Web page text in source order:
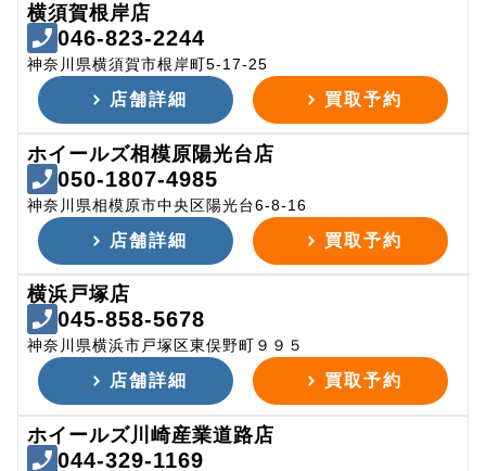
横須賀根岸店
046-823-2244
神奈川県横須賀市根岸町5-17-25
店舗詳細 買取予約
ホイールズ相模原陽光台店
050-1807-4985
神奈川県相模原市中央区陽光台6-8-16
店舗詳細 買取予約
横浜戸塚店
045-858-5678
神奈川県横浜市戸塚区東俣野町９９５
店舗詳細 買取予約
ホイールズ川崎産業道路店
044-329-1169